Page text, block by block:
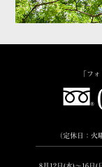
「フ
（定休日：火